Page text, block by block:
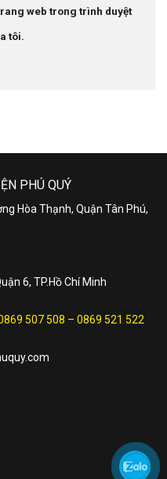
web trong trình duyệt
tôi.
PHÚ QUÝ
Hòa Thạnh, Quận Tân Phú,
6, TP.Hồ Chí Minh
507 508 – 0869 521 522